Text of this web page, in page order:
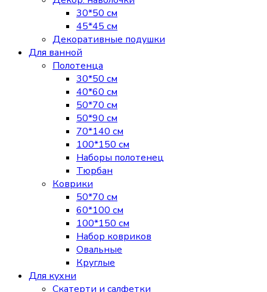
30*50 см
45*45 см
Декоративные подушки
Для ванной
Полотенца
30*50 см
40*60 см
50*70 см
50*90 см
70*140 см
100*150 см
Наборы полотенец
Тюрбан
Коврики
50*70 см
60*100 см
100*150 см
Набор ковриков
Овальные
Круглые
Для кухни
Скатерти и салфетки